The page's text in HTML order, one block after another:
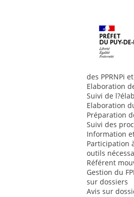
des PPRNPi
Elaboration
Suivi de
Elaboration
Préparation
Suivi des
Information
Participation
outils
Référent
Gestion du
sur dossiers
Avis sur